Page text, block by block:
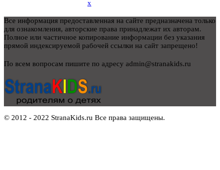
x
Все информация предоставленная на сайте предназначена только
для ознакомления, авторские права принадлежат их авторам.
Полное или частичное копирование информации без указания
прямой индексируемой рабочей ссылки на сайт запрещено!
По всем вопросам пишите по адресу admin@stranakids.ru
© 2012 - 2022 StranaKids.ru Все права защищены.